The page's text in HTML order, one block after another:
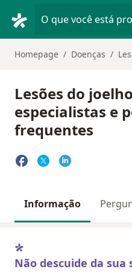
O que você está
Homepage Doenças
Lesões do
especialistas e
frequentes
Informação
Não descuide da sua